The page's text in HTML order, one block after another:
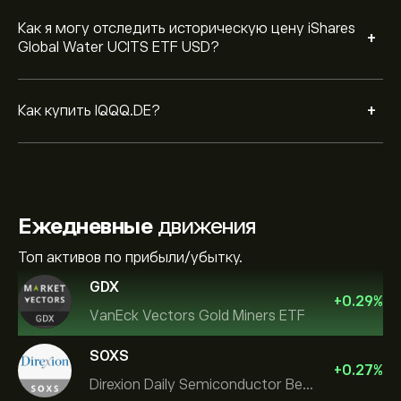
Как я могу отследить историческую цену iShares
Global Water UCITS ETF USD?
+
Как купить IQQQ.DE? +
Ежедневныедвижения
Топ активов по прибыли/убытку.
GDX
VanEck Vectors Gold Miners ETF
+0.29%
SOXS
Direxion Daily Semiconductor Bear 3X ETF
+0.27%